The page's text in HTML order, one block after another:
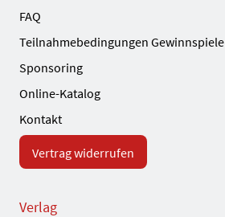
FAQ
Teilnahmebedingungen Gewinnspiele
Sponsoring
Online-Katalog
Kontakt
Vertrag widerrufen
Verlag